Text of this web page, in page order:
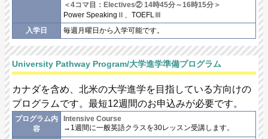
＜4コマ目：Electives② 14時45分～16時15分＞
Power SpeakingⅡ、TOEFLⅢ
入学日
毎週月曜日から入学可能です。
University Pathway Program/大学進学準備プログラム
カナダを含め、北米の大学進学を目指している方向けの
プログラムです。最短12週間のお申込みが必要です。
プログラム内
容
Intensive Course
→1週間に一般英語クラスを30レッスン受講します。